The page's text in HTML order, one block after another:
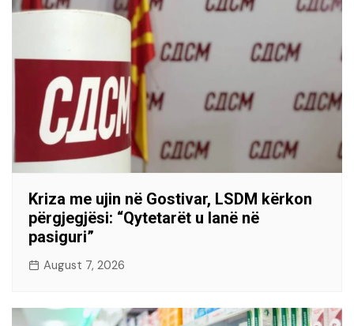
Kriza me ujin në Gostivar, LSDM kërkon
përgjegjësi: “Qytetarët u lanë në
pasiguri”
August 7, 2026